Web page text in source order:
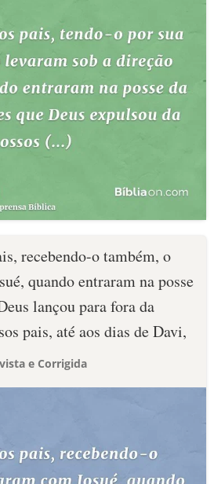
recebendo-o também, o
quando entraram na posse
lançou para fora da
pais, até aos dias de Davi,
e Corrigida